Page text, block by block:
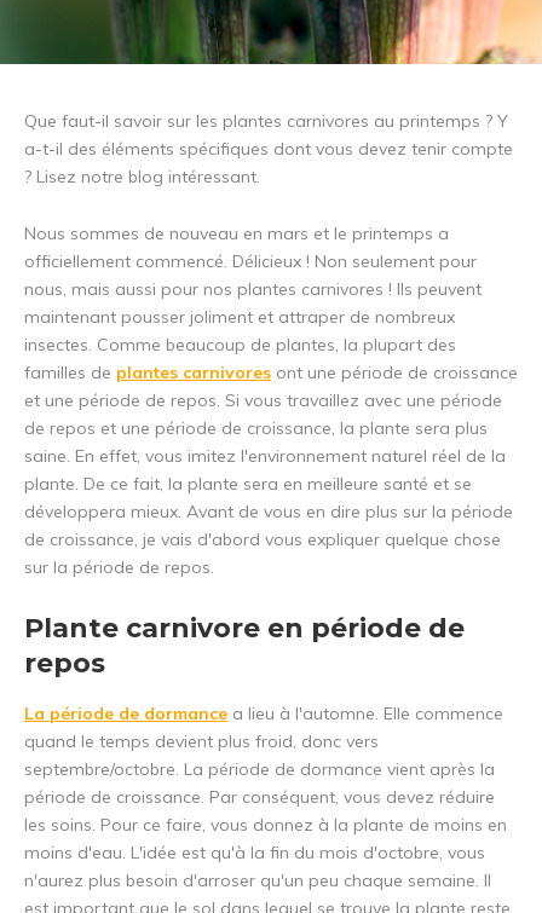
Que faut-il savoir sur les plantes carnivores au printemps ? Y
a-t-il des éléments spécifiques dont vous devez tenir compte
? Lisez notre blog intéressant.
Nous sommes de nouveau en mars et le printemps a
officiellement commencé. Délicieux ! Non seulement pour
nous, mais aussi pour nos plantes carnivores ! Ils peuvent
maintenant pousser joliment et attraper de nombreux
insectes. Comme beaucoup de plantes, la plupart des
familles de plantes carnivores ont une période de croissance
et une période de repos. Si vous travaillez avec une période
de repos et une période de croissance, la plante sera plus
saine. En effet, vous imitez l'environnement naturel réel de la
plante. De ce fait, la plante sera en meilleure santé et se
développera mieux. Avant de vous en dire plus sur la période
de croissance, je vais d'abord vous expliquer quelque chose
sur la période de repos.
Plante carnivore en période de
repos
La période de dormance a lieu à l'automne. Elle commence
quand le temps devient plus froid, donc vers
septembre/octobre. La période de dormance vient après la
période de croissance. Par conséquent, vous devez réduire
les soins. Pour ce faire, vous donnez à la plante de moins en
moins d'eau. L'idée est qu'à la fin du mois d'octobre, vous
n'aurez plus besoin d'arroser qu'un peu chaque semaine. Il
est important que le sol dans lequel se trouve la plante reste